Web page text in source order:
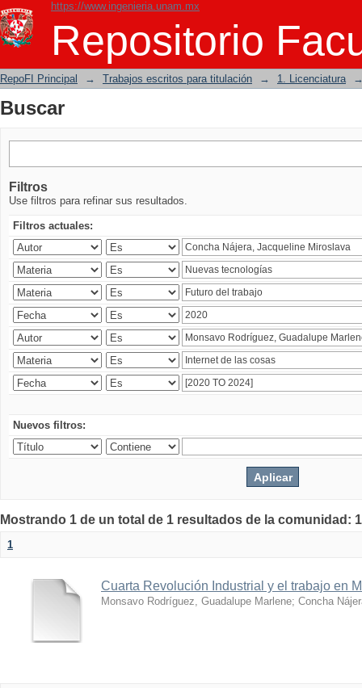
https://www.ingenieria.unam.mx
Repositorio
Buscar
RepoFI Principal → Trabajos escritos para titulación → 1. Licenciatura
Buscar
Filtros
Use filtros para refinar sus resultados.
Filtros actuales:
Nuevos filtros:
Mostrando 1 de un total de 1 resultados de la comunidad:
1
Cuarta Revolución Industrial y el trabajo en
Monsavo Rodríguez, Guadalupe Marlene; Concha